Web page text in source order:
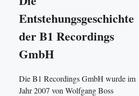
Entstehungsgeschichte
der B1 Recordings
GmbH
Die B1 Recordings GmbH wurde im
Jahr 2007 von Wolfgang Boss